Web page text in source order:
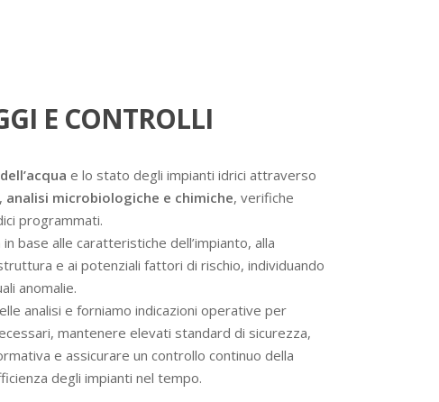
E CONTROLLI
e lo stato degli impianti idrici attraverso
analisi microbiologiche e chimiche, verifiche
programmati.
base alle caratteristiche dell’impianto, alla
e ai potenziali fattori di rischio, individuando
anomalie.
analisi e forniamo indicazioni operative per
mantenere elevati standard di sicurezza,
e assicurare un controllo continuo della
degli impianti nel tempo.